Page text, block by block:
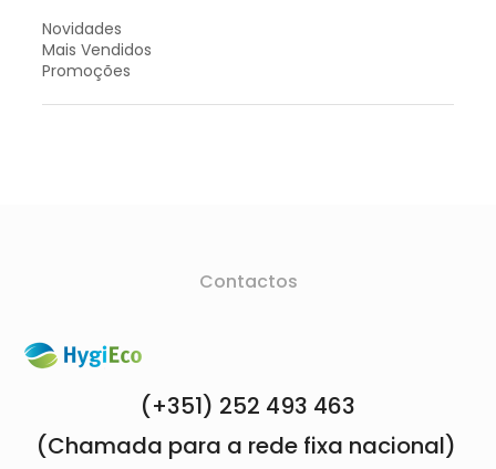
Novidades
Mais Vendidos
Promoções
Contactos
(+351) 252 493 463
(Chamada para a rede fixa nacional)